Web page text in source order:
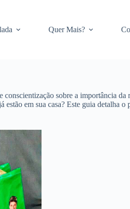
Quer Mais?
sobre a importância
em sua casa? Este guia detalha